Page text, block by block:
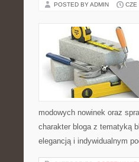
POSTED BY ADMIN CZE
modowych nowinek oraz
charakter bloga z tematyką
elegancją i indywidualnym